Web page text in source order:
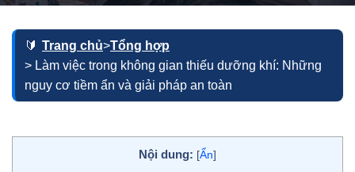
Trang chủ>Tổng hợp
> Làm việc trong không gian thiếu dưỡng khí: Những
nguy cơ tiềm ẩn và giải pháp an toàn
Nội dung: [Ẩn]